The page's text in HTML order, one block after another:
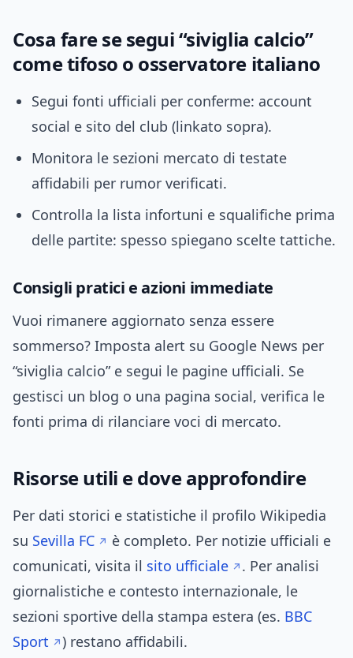
Cosa fare se segui “siviglia calcio”
come tifoso o osservatore italiano
Segui fonti ufficiali per conferme: account
social e sito del club (linkato sopra).
Monitora le sezioni mercato di testate
affidabili per rumor verificati.
Controlla la lista infortuni e squalifiche prima
delle partite: spesso spiegano scelte tattiche.
Consigli pratici e azioni immediate
Vuoi rimanere aggiornato senza essere
sommerso? Imposta alert su Google News per
“siviglia calcio” e segui le pagine ufficiali. Se
gestisci un blog o una pagina social, verifica le
fonti prima di rilanciare voci di mercato.
Risorse utili e dove approfondire
Per dati storici e statistiche il profilo Wikipedia
su Sevilla FC
è completo. Per notizie ufficiali e
comunicati, visita il sito ufficiale
. Per analisi
giornalistiche e contesto internazionale, le
sezioni sportive della stampa estera (es. BBC
Sport
) restano affidabili.